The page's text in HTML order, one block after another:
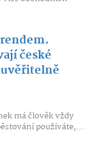
české
má člověk vždy
používáte,...